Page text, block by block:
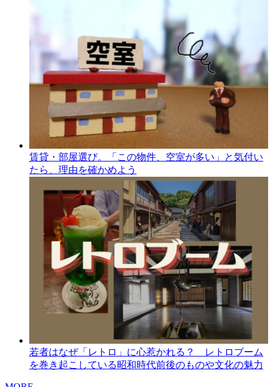
賃貸・部屋選び。「この物件、空室が多い」と気付い
たら、理由を確かめよう
若者はなぜ「レトロ」に心惹かれる？ レトロブーム
を巻き起こしている昭和時代前後のものや文化の魅力